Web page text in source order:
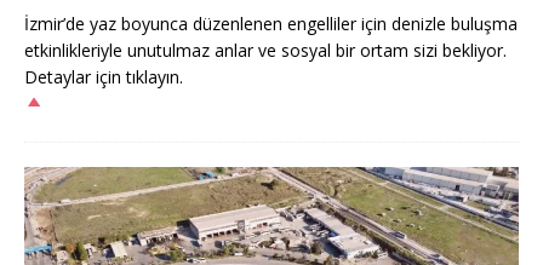
İzmir’de yaz boyunca düzenlenen engelliler için denizle buluşma
etkinlikleriyle unutulmaz anlar ve sosyal bir ortam sizi bekliyor.
Detaylar için tıklayın.